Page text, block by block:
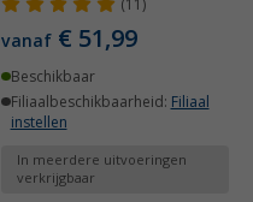
(11)
vanaf € 51,99
Beschikbaar
Filiaalbeschikbaarheid: Filiaal
instellen
In meerdere uitvoeringen
verkrijgbaar